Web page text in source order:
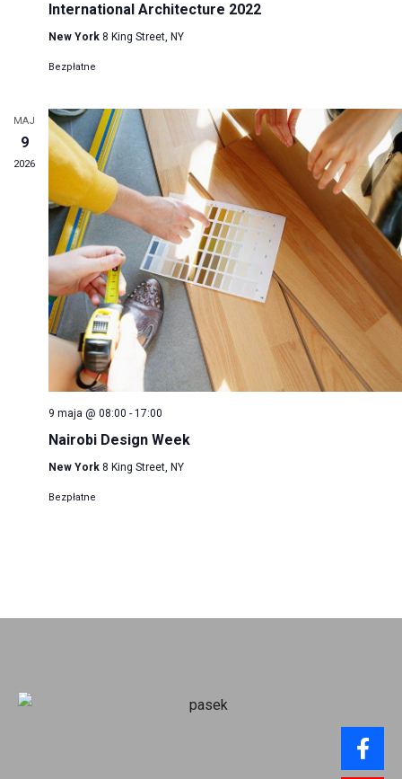
International Architecture 2022
New York 8 King Street, NY
Bezpłatne
MAJ
9
2026
9 maja @ 08:00 - 17:00
Nairobi Design Week
New York 8 King Street, NY
Bezpłatne